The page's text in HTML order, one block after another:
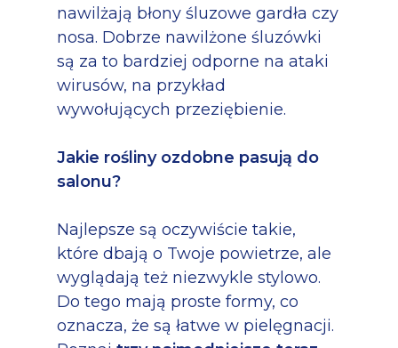
nawilżają błony śluzowe gardła czy
nosa. Dobrze nawilżone śluzówki
są za to bardziej odporne na ataki
wirusów, na przykład
wywołujących przeziębienie.
Jakie rośliny ozdobne pasują do
salonu?
Najlepsze są oczywiście takie,
które dbają o Twoje powietrze, ale
wyglądają też niezwykle stylowo.
Do tego mają proste formy, co
oznacza, że są łatwe w pielęgnacji.